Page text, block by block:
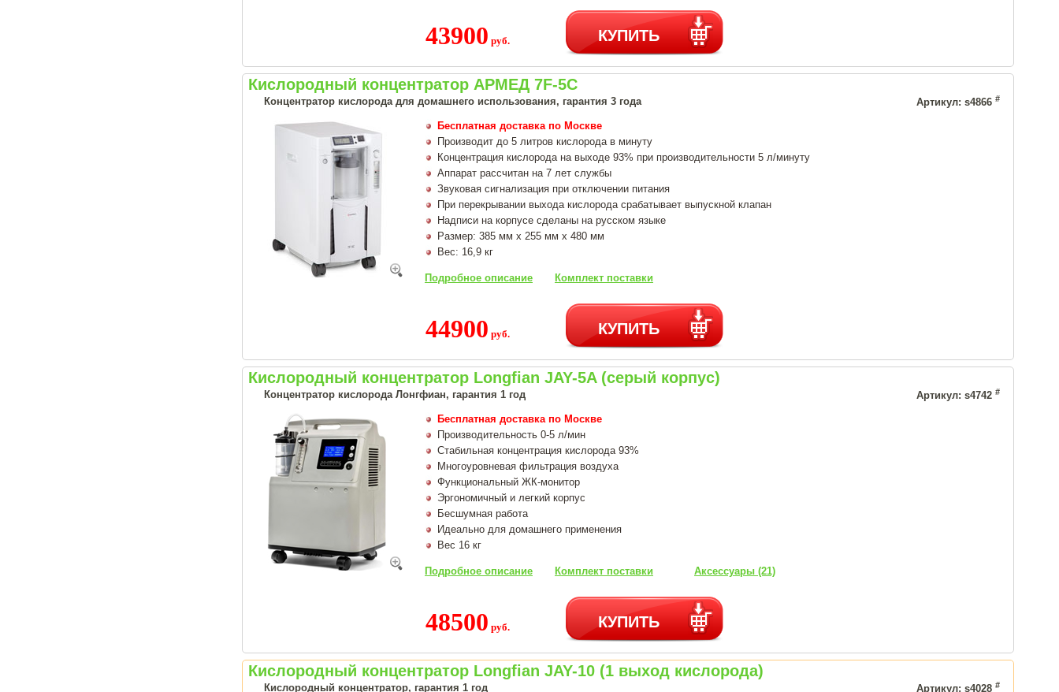
43900 руб. КУПИТЬ
Кислородный концентратор АРМЕД 7F-5C
Концентратор кислорода для домашнего использования, гарантия 3 года Артикул: s4866 #
Бесплатная доставка по Москве
Производит до 5 литров кислорода в минуту
Концентрация кислорода на выходе 93% при производительности 5 л/минуту
Аппарат рассчитан на 7 лет службы
Звуковая сигнализация при отключении питания
При перекрывании выхода кислорода срабатывает выпускной клапан
Надписи на корпусе сделаны на русском языке
Размер: 385 мм х 255 мм х 480 мм
Вес: 16,9 кг
Подробное описание Комплект поставки
44900 руб. КУПИТЬ
Кислородный концентратор Longfian JAY-5A (серый корпус)
Концентратор кислорода Лонгфиан, гарантия 1 год Артикул: s4742 #
Бесплатная доставка по Москве
Производительность 0-5 л/мин
Стабильная концентрация кислорода 93%
Многоуровневая фильтрация воздуха
Функциональный ЖК-монитор
Эргономичный и легкий корпус
Бесшумная работа
Идеально для домашнего применения
Вес 16 кг
Подробное описание Комплект поставки Аксессуары (21)
48500 руб. КУПИТЬ
Кислородный концентратор Longfian JAY-10 (1 выход кислорода)
Кислородный концентратор, гарантия 1 год Артикул: s4028 #